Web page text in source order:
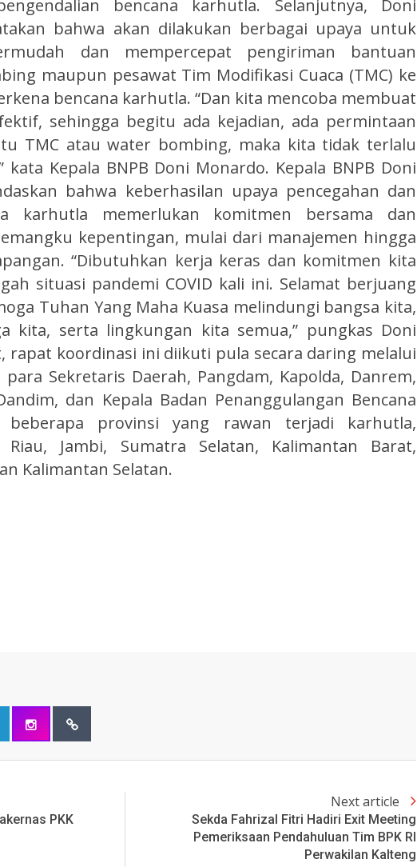
bencana karhutla. Selanjutnya, Doni
bahwa akan dilakukan berbagai upaya untuk
dan mempercepat pengiriman bantuan
maupun pesawat Tim Modifikasi Cuaca (TMC) ke
bencana karhutla. “Dan kita mencoba membuat
sehingga begitu ada kejadian, ada permintaan
TMC atau water bombing, maka kita tidak terlalu
kata Kepala BNPB Doni Monardo. Kepala BNPB Doni
bahwa keberhasilan upaya pencegahan dan
karhutla memerlukan komitmen bersama dan
kepentingan, mulai dari manajemen hingga
“Dibutuhkan kerja keras dan komitmen kita
situasi pandemi COVID kali ini. Selamat berjuang
Tuhan Yang Maha Kuasa melindungi bangsa kita,
kita, serta lingkungan kita semua,” pungkas Doni
rapat koordinasi ini diikuti pula secara daring melalui
Sekretaris Daerah, Pangdam, Kapolda, Danrem,
dan Kepala Badan Penanggulangan Bencana
beberapa provinsi yang rawan terjadi karhutla,
Riau, Jambi, Sumatra Selatan, Kalimantan Barat,
Kalimantan Selatan.
PKK
Next article
Sekda Fahrizal Fitri Hadiri Exit Meeting
Pemeriksaan Pendahuluan Tim BPK RI
Perwakilan Kalteng